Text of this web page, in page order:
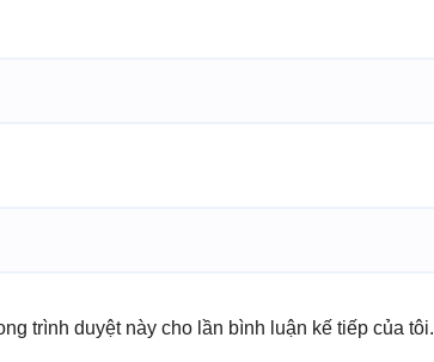
trình duyệt này cho lần bình luận kế tiếp của tôi.